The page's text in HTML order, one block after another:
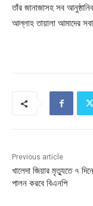
তাঁর জানাজাসহ সব
আল্লাহ তায়ালা আমাদের
Previous article
খালেদা জিয়ার মৃত্যুতে ৭
পালন করবে বিএনপি